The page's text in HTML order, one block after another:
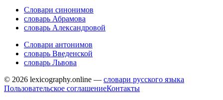
Словари синонимов
словарь Абрамова
словарь Александровой
Словари антонимов
словарь Введенской
словарь Львова
© 2026 lexicography.online — словари русского языка
Пользовательское соглашениеКонтакты